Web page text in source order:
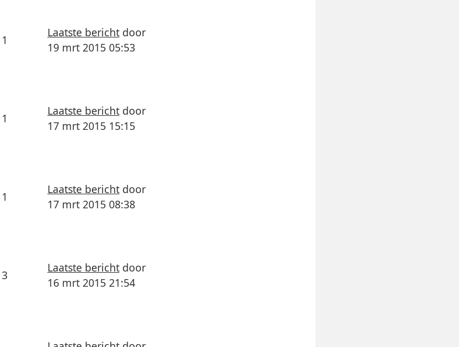
1
Laatste berichtdoor
19 mrt 2015 05:53
1
Laatste berichtdoor
17 mrt 2015 15:15
1
Laatste berichtdoor
17 mrt 2015 08:38
3
Laatste berichtdoor
16 mrt 2015 21:54